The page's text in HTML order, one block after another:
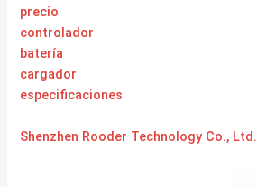
precio
controlador
batería
cargador
especificaciones
Shenzhen Rooder Technology Co., Ltd.